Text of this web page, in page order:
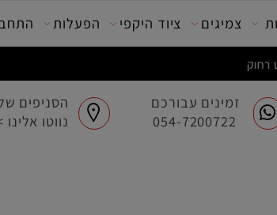
זמינים עבורכם
054-7200722
הסניפים
נווטו אלינו >
צמיגים ציוד היקפי הפעלות